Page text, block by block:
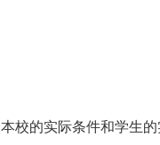
校的实际条件和学生的